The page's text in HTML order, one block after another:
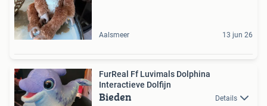
Aalsmeer 13 jun 26
FurReal Ff Luvimals Dolphina
Interactieve Dolfijn
Bieden Details